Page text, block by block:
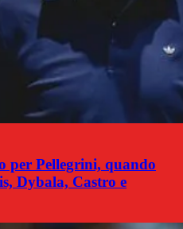
per Pellegrini, quando
Dybala, Castro e